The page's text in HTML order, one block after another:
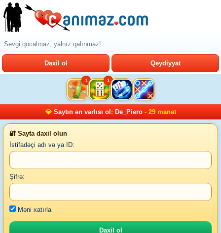
Sevgi qocalmaz, yalnız qalınmaz!
Daxil ol Qeydiyyat
1 1
💎 Saytın ən varlısı ol : De_Piero- 29 manat
🔐 Sayta daxil olun
İstifadəçi adı və ya ID:
Şifrə:
Məni xatırla